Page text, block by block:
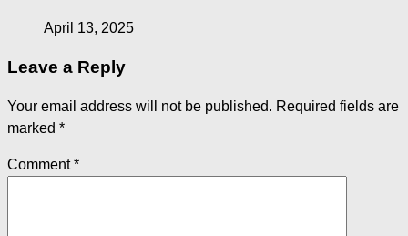
April 13, 2025
Leave a Reply
Your email address will not be published. Required fields are
marked *
Comment*